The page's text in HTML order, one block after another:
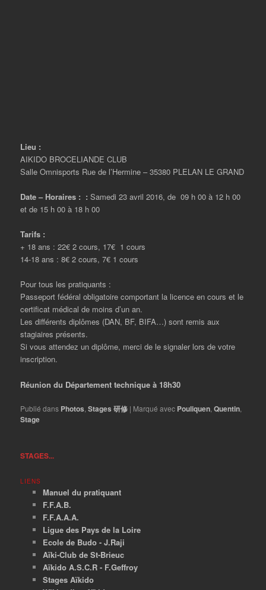
Lieu :
AIKIDO BROCELIANDE CLUB
Salle Omnisports Rue de l’Hermine – 35380 PLELAN LE GRAND
Date – Horaires : : Samedi 23 avril 2016, de 09 h 00 à 12 h 00
et de 15 h 00 à 18 h 00
Tarifs :
+ 18 ans : 22€ 2 cours, 17€ 1 cours
14-18 ans : 8€ 2 cours, 7€ 1 cours
Pour tous les pratiquants :
Passeport fédéral obligatoire comportant la licence en cours et le
certificat médical de moins d’un an.
Les différents diplômes (DAN, BF, BIFA…) sont remis aux
stagiaires présents.
Si vous attendez un diplôme, merci de le signaler lors de votre
inscription.
Réunion du Département technique à 18h30
Publié dans Photos,Stages 研修 | Marqué avec Pouliquen,Quentin,
Stage
STAGES...
LIENS
Manuel du pratiquant
F.F.A.B.
F.F.A.A.A.
Ligue des Pays de la Loire
Ecole de Budo - J.Raji
Aïki-Club de St-Brieuc
Aïkido A.S.C.R - F.Geffroy
Stages Aïkido